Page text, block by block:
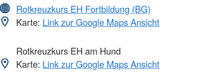
Rotkreuzkurs EH Fortbildung (BG)
Karte: Link zur Google Maps Ansicht
Rotkreuzkurs EH am Hund
Karte: Link zur Google Maps Ansicht